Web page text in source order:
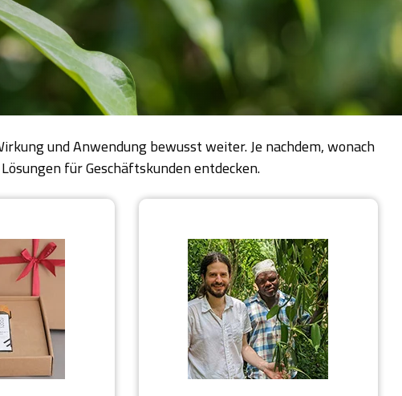
und Anwendung bewusst weiter. Je nachdem, wonach
für Geschäftskunden entdecken.